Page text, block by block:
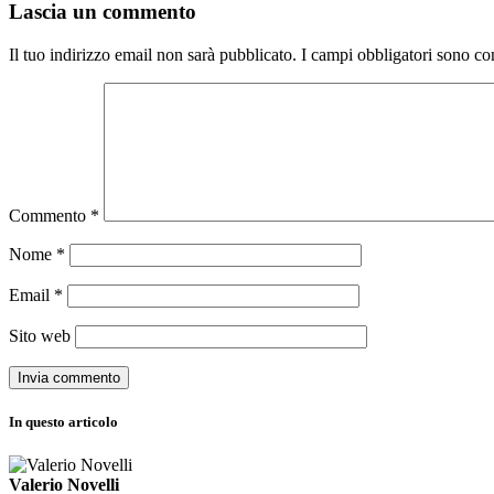
Lascia un commento
Il tuo indirizzo email non sarà pubblicato. I campi obbligatori sono
Commento *
Nome *
Email *
Sito web
In questo articolo
Valerio Novelli